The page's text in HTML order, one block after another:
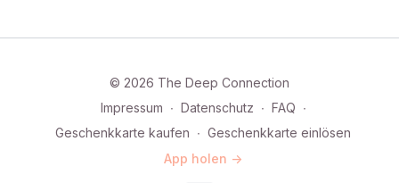
© 2026 The Deep Connection
Impressum ∙ Datenschutz ∙ FAQ ∙
Geschenkkarte kaufen ∙ Geschenkkarte einlösen
App holen ->